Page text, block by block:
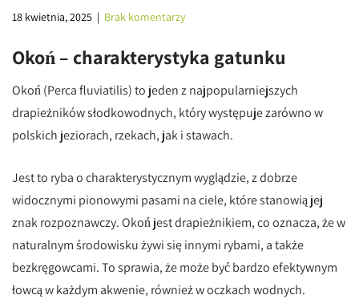
18 kwietnia, 2025 | Brak komentarzy
Okoń – charakterystyka gatunku
Okoń (Perca fluviatilis) to jeden z najpopularniejszych
drapieżników słodkowodnych, który występuje zarówno w
polskich jeziorach, rzekach, jak i stawach.
Jest to ryba o charakterystycznym wyglądzie, z dobrze
widocznymi pionowymi pasami na ciele, które stanowią jej
znak rozpoznawczy. Okoń jest drapieżnikiem, co oznacza, że w
naturalnym środowisku żywi się innymi rybami, a także
bezkręgowcami. To sprawia, że może być bardzo efektywnym
łowcą w każdym akwenie, również w oczkach wodnych.